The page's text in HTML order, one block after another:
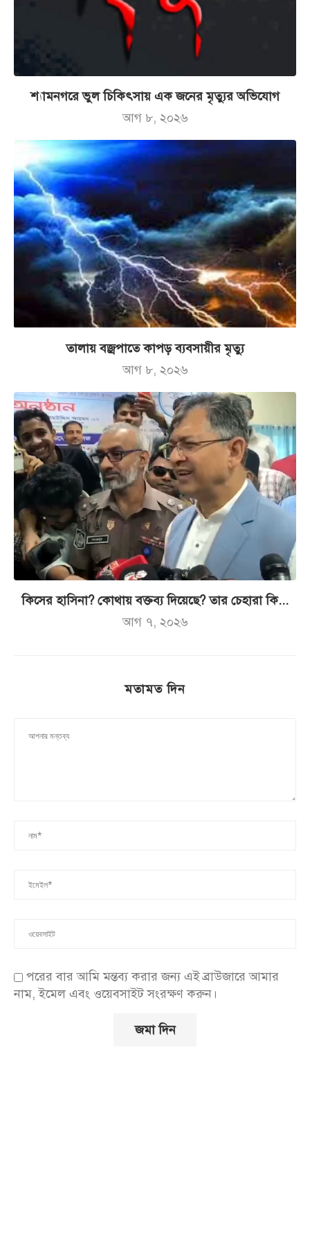
শ্যামনগরে ভুল চিকিৎসায় এক জনের মৃত্যুর অভিযোগ
আগ ৮, ২০২৬
তালায় বজ্রপাতে কাপড় ব্যবসায়ীর মৃত্যু
আগ ৮, ২০২৬
কিসের হাসিনা? কোথায় বক্তব্য দিয়েছে? তার চেহারা কি...
আগ ৭, ২০২৬
মতামত দিন
পরের বার আমি মন্তব্য করার জন্য এই ব্রাউজারে আমার
নাম, ইমেল এবং ওয়েবসাইট সংরক্ষণ করুন।